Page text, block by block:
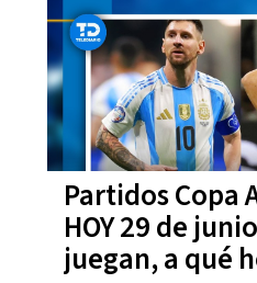
Partidos Copa
HOY 29 de
juegan, a qué